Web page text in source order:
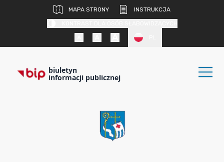
MAPA STRONY
INSTRUKCJA
biuletyn
informacji publicznej